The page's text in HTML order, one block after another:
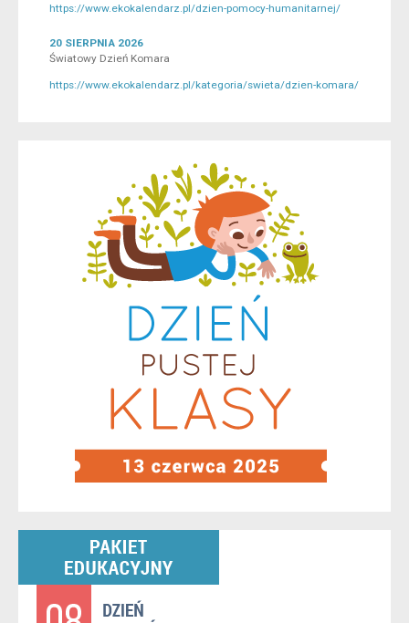
https://www.ekokalendarz.pl/dzien-pomocy-humanitarnej/
20 SIERPNIA 2026
Światowy Dzień Komara
https://www.ekokalendarz.pl/kategoria/swieta/dzien-komara/